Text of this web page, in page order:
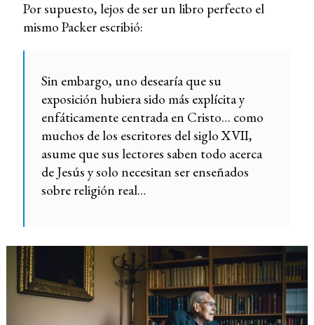
Por supuesto, lejos de ser un libro perfecto el
mismo Packer escribió:
Sin embargo, uno desearía que su
exposición hubiera sido más explícita y
enfáticamente centrada en Cristo… como
muchos de los escritores del siglo XVII,
asume que sus lectores saben todo acerca
de Jesús y solo necesitan ser enseñados
sobre religión real…